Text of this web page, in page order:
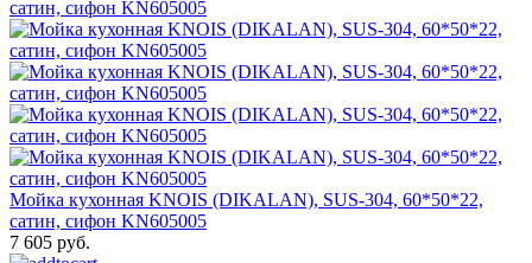
Мойка кухонная KNOIS (DIKALAN), SUS-304, 60*50*22,
сатин, сифон KN605005
7 605 руб.